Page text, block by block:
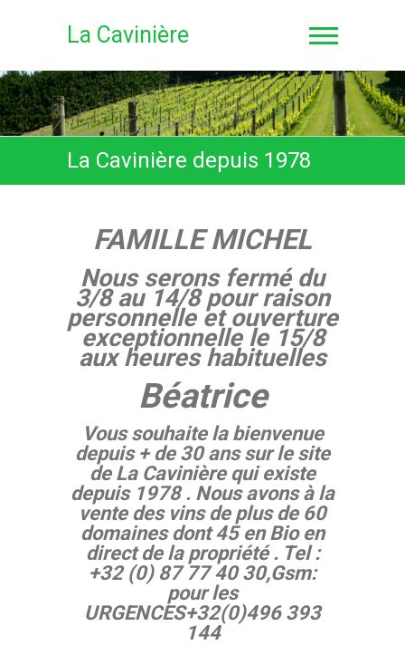
p
t
o
c
t
La Cavinière
La Cavinière depuis 1978
FAMILLE MICHEL
Nous serons fermé du
3/8 au 14/8 pour raison
personnelle et ouverture
exceptionnelle le 15/8
aux heures habituelles
Béatrice
Vous souhaite la bienvenue
depuis + de 30 ans sur le site
de La Cavinière qui existe
depuis 1978 . Nous avons à la
vente des vins de plus de 60
domaines dont 45 en Bio en
direct de la propriété . Tel :
+32 (0) 87 77 40 30,Gsm:
pour les
URGENCES+32(0)496 393
144